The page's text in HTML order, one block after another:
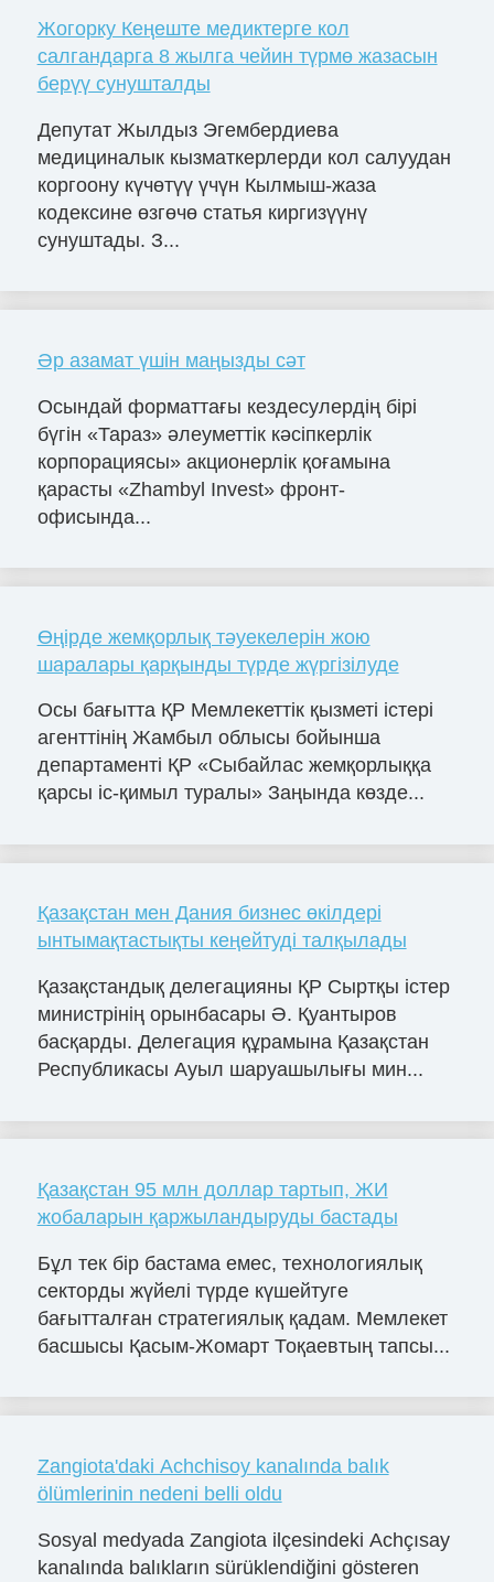
Жогорку Кеңеште медиктерге кол
салгандарга 8 жылга чейин түрмө жазасын
берүү сунушталды
Депутат Жылдыз Эгембердиева
медициналык кызматкерлерди кол салуудан
коргоону күчөтүү үчүн Кылмыш-жаза
кодексине өзгөчө статья киргизүүнү
сунуштады. З...
Әр азамат үшін маңызды сәт
Осындай форматтағы кездесулердің бірі
бүгін «Тараз» әлеуметтік кәсіпкерлік
корпорациясы» акционерлік қоғамына
қарасты «Zhambyl Invest» фронт-
офисында...
Өңірде жемқорлық тәуекелерін жою
шаралары қарқынды түрде жүргізілуде
Осы бағытта ҚР Мемлекеттік қызметі істері
агенттінің Жамбыл облысы бойынша
департаменті ҚР «Сыбайлас жемқорлыққа
қарсы іс-қимыл туралы» Заңында көзде...
Қазақстан мен Дания бизнес өкілдері
ынтымақтастықты кеңейтуді талқылады
Қазақстандық делегацияны ҚР Сыртқы істер
министрінің орынбасары Ә. Қуантыров
басқарды. Делегация құрамына Қазақстан
Республикасы Ауыл шаруашылығы мин...
Қазақстан 95 млн доллар тартып, ЖИ
жобаларын қаржыландыруды бастады
Бұл тек бір бастама емес, технологиялық
секторды жүйелі түрде күшейтуге
бағытталған стратегиялық қадам. Мемлекет
басшысы Қасым-Жомарт Тоқаевтың тапсы...
Zangiota'daki Achchisoy kanalında balık
ölümlerinin nedeni belli oldu
Sosyal medyada Zangiota ilçesindeki Achçısay
kanalında balıkların sürüklendiğini gösteren